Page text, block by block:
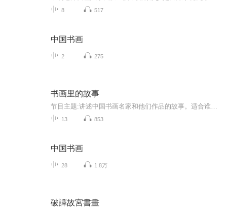
8 517
中国书画
2 275
书画里的故事
13 853
中国书画
28 1.8万
破譯故宮書畫